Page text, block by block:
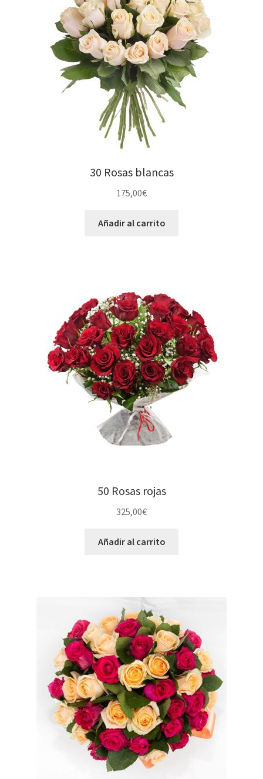
30 Rosas blancas
175,00€
Añadir al carrito
50 Rosas rojas
325,00€
Añadir al carrito